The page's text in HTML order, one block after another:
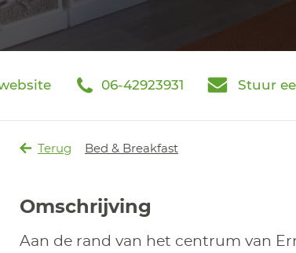
06-42923931 Stuur
Terug Bed & Breakfast
Omschrijving
Aan de rand van het centrum van